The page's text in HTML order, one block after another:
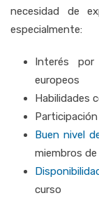
necesidad de
especialmente:
Interés
europeos
Habilidades
Participación
Buen nivel
miembros de
curso